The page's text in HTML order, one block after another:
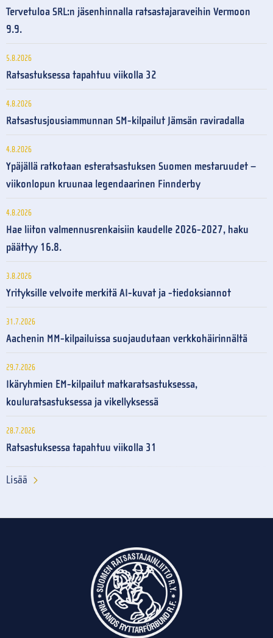
Tervetuloa SRL:n jäsenhinnalla ratsastajaraveihin Vermoon
9.9.
5.8.2026
Ratsastuksessa tapahtuu viikolla 32
4.8.2026
Ratsastusjousiammunnan SM-kilpailut Jämsän raviradalla
4.8.2026
Ypäjällä ratkotaan esteratsastuksen Suomen mestaruudet –
viikonlopun kruunaa legendaarinen Finnderby
4.8.2026
Hae liiton valmennusrenkaisiin kaudelle 2026-2027, haku
päättyy 16.8.
3.8.2026
Yrityksille velvoite merkitä AI-kuvat ja -tiedoksiannot
31.7.2026
Aachenin MM-kilpailuissa suojaudutaan verkkohäirinnältä
29.7.2026
Ikäryhmien EM-kilpailut matkaratsastuksessa,
kouluratsastuksessa ja vikellyksessä
28.7.2026
Ratsastuksessa tapahtuu viikolla 31
Lisää